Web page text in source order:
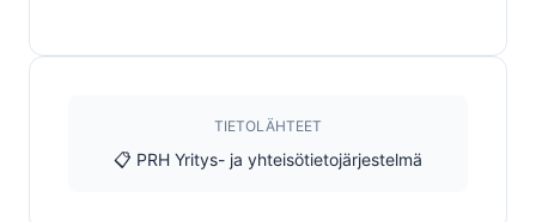
TIETOLÄHTEET
📋 PRH Yritys- ja yhteisötietojärjestelmä